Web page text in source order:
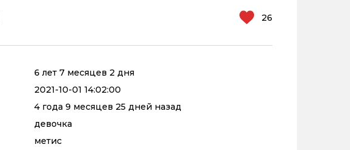
26
6 лет 7 месяцев 2 дня
2021-10-01 14:02:00
4 года 9 месяцев 25 дней назад
девочка
метис